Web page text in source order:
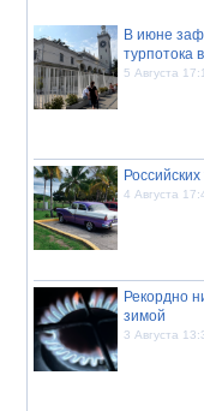
В июне
турпотока
5 Августа
4 Августа
Рекордно
зимой
3 Августа